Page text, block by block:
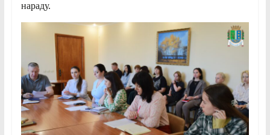
нараду.